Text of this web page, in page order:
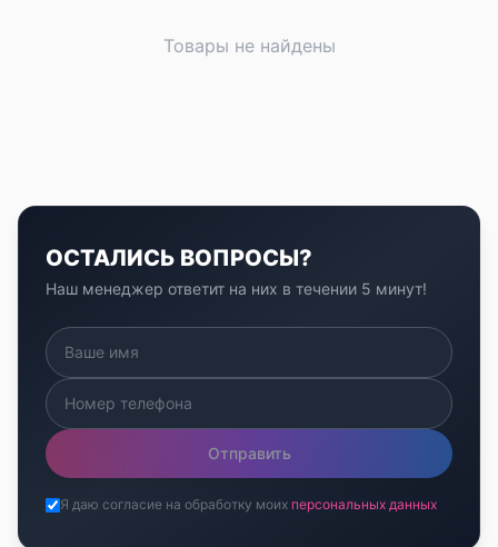
Товары не найдены
ОСТАЛИСЬ ВОПРОСЫ?
Наш менеджер ответит на них в течении 5 минут!
Отправить
Я даю согласие на обработку моих персональных данных